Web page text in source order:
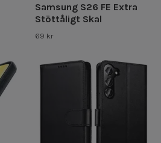
Samsung S26 FE Extra
Stöttåligt Skal
69 kr